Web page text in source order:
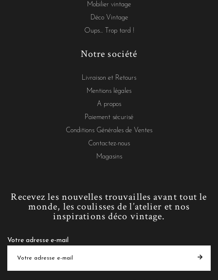
Mobilier vintage
Déco Vintage
Oups... Trop tard !
Notre société
Livraison et Retours
Mentions légales
A propos
Paiement sécurisé
Conditions Générales de Ventes
Contactez-nous
Magasins
Recevez les nouvelles trouvailles avant tout le
monde, les coulisses de l’atelier et nos
inspirations déco vintage.
Votre adresse e-mail